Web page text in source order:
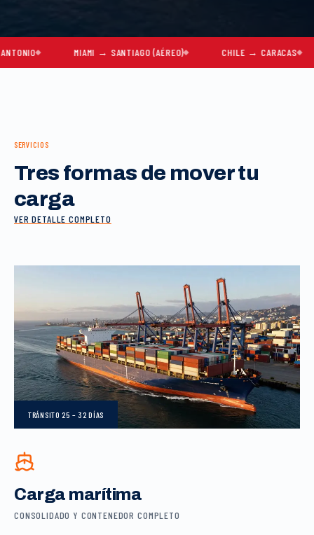
MIAMI → SANTIAGO (AÉREO) CHILE → CARACAS
SERVICIOS
Tres formas de mover tu
carga
VER DETALLE COMPLETO
TRÁNSITO 25 – 32 DÍAS
Carga marítima
CONSOLIDADO Y CONTENEDOR COMPLETO